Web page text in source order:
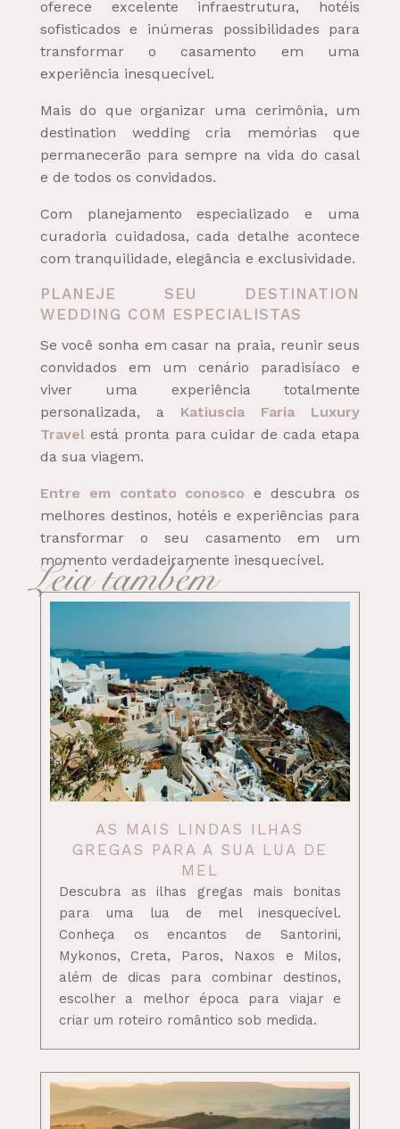
oferece excelente infraestrutura, hotéis
sofisticados e inúmeras possibilidades para
transformar o casamento em uma
experiência inesquecível.
Mais do que organizar uma cerimônia, um
destination wedding cria memórias que
permanecerão para sempre na vida do casal
e de todos os convidados.
Com planejamento especializado e uma
curadoria cuidadosa, cada detalhe acontece
com tranquilidade, elegância e exclusividade.
PLANEJE SEU DESTINATION
WEDDING COM ESPECIALISTAS
Se você sonha em casar na praia, reunir seus
convidados em um cenário paradisíaco e
viver uma experiência totalmente
personalizada, a Katiuscia Faria Luxury
Travelestá pronta para cuidar de cada etapa
da sua viagem.
Entre em contato conosco e descubra os
melhores destinos, hotéis e experiências para
transformar o seu casamento em um
momento verdadeiramente inesquecível.
Leia também
AS MAIS LINDAS ILHAS
GREGAS PARA A SUA LUA DE
MEL
Descubra as ilhas gregas mais bonitas
para uma lua de mel inesquecível.
Conheça os encantos de Santorini,
Mykonos, Creta, Paros, Naxos e Milos,
além de dicas para combinar destinos,
escolher a melhor época para viajar e
criar um roteiro romântico sob medida.